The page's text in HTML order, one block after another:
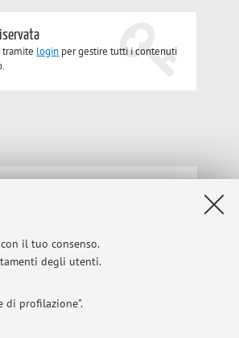
il tuo consenso.
degli utenti.
di profilazione".
tramite login per gestire tutti i contenuti
Cookie